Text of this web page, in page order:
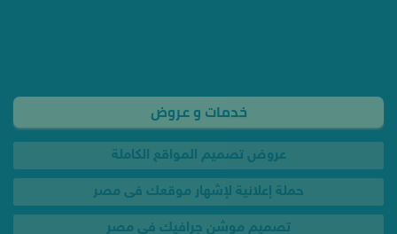
عروض تصميم المواقع الكاملة
حملة إعلانية لإشهار موقعك فى مصر
تصميم موشن جرافيك في مصر
تسويق الكترونى وسيو فى مصر